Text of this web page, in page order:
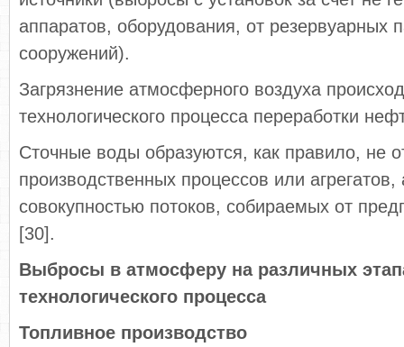
аппаратов, оборудования, от резервуарных
сооружений).
Загрязнение атмосферного воздуха
технологического процесса переработки
Сточные воды образуются, как правило, не
производственных процессов или
совокупностью потоков, собираемых от
[30].
Выбросы в атмосферу на различных
технологического процесса
Топливное производство